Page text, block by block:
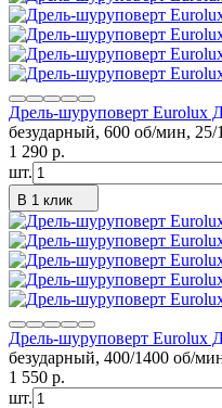
Дрель-шуруповерт Eurolux
безударный, 600 об/мин,
1 290 p.
шт.
В 1 клик
Дрель-шуруповерт Eurolux
безударный, 400/1400 об/
1 550 p.
шт.